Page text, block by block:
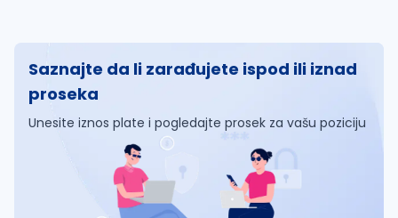
Saznajte da li zarađujete ispod ili iznad
proseka
Unesite iznos plate i pogledajte prosek za vašu poziciju